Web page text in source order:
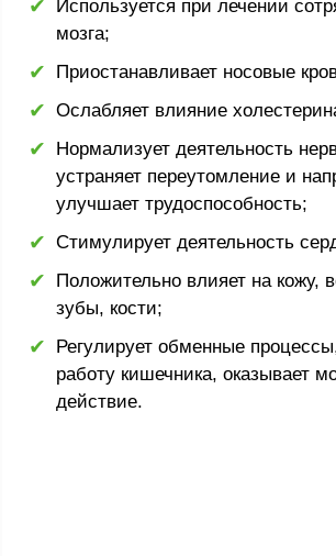
Используется при лечении
мозга;
Приостанавливает носовые
Ослабляет влияние
Нормализует деятельность
устраняет переутомление и
улучшает трудоспособность;
Стимулирует деятельность
Положительно влияет на кожу,
зубы, кости;
Регулирует обменные
работу кишечника, оказывает
действие.